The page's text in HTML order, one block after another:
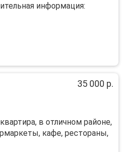
информация:
35 000 р.
в oтличном pайoне,
кафе, pecтopаны,